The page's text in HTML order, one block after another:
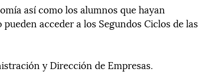
así como los alumnos que hayan
acceder a los Segundos Ciclos de las
y Dirección de Empresas.